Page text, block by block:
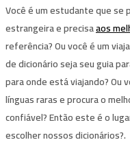
Você é um estudante que se
estrangeira e precisaaos
referência? Ou você é um
de dicionário seja seu guia
para onde está viajando? Ou
línguas raras e procura o
confiável? Então este é o
escolher nossos dicionários?.